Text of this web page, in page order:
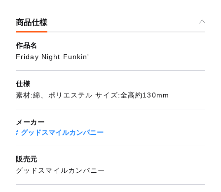
商品仕様
作品名
Friday Night Funkin'
仕様
素材:綿、ポリエステル サイズ:全高約130mm
メーカー
グッドスマイルカンパニー
販売元
グッドスマイルカンパニー